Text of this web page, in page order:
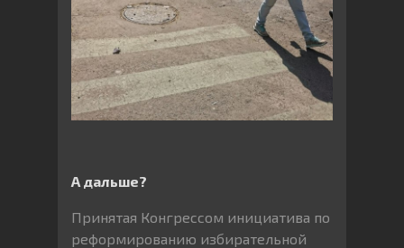
А дальше?
Принятая Конгрессом инициатива по
реформированию избирательной